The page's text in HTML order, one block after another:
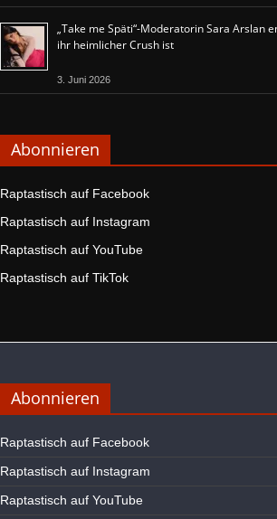
„Take me Späti“-Moderatorin Sara Arslan
ihr heimlicher Crush ist
3. Juni 2026
Abonnieren
Raptastisch auf Facebook
Raptastisch auf Instagram
Raptastisch auf YouTube
Raptastisch auf TikTok
Abonnieren
Raptastisch auf Facebook
Raptastisch auf Instagram
Raptastisch auf YouTube